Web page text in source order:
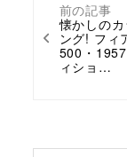
前の記事
懐かしのカ
ング! フィ
500・
ィショ…